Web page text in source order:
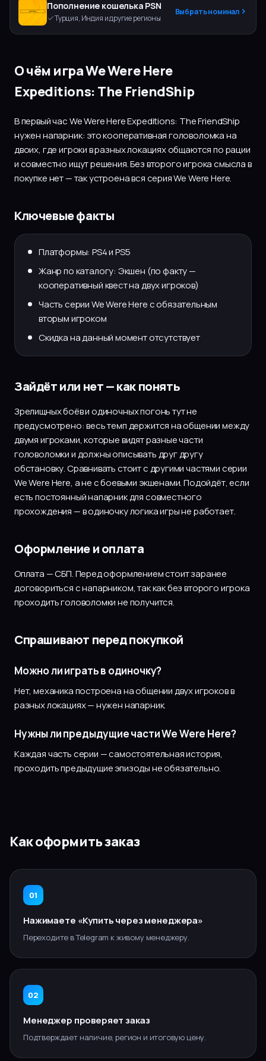
Пополнение кошелька PSN
Турция, Индия и другие регионы
Выбрать номинал
О чём игра We Were Here
Expeditions: The FriendShip
В первый час We Were Here Expeditions: The FriendShip
нужен напарник: это кооперативная головоломка на
двоих, где игроки в разных локациях общаются по рации
и совместно ищут решения. Без второго игрока смысла в
покупке нет — так устроена вся серия We Were Here.
Ключевые факты
Платформы: PS4 и PS5
Жанр по каталогу: Экшен (по факту —
кооперативный квест на двух игроков)
Часть серии We Were Here с обязательным
вторым игроком
Скидка на данный момент отсутствует
Зайдёт или нет — как понять
Зрелищных боёв и одиночных погонь тут не
предусмотрено: весь темп держится на общении между
двумя игроками, которые видят разные части
головоломки и должны описывать друг другу
обстановку. Сравнивать стоит с другими частями серии
We Were Here, а не с боевыми экшенами. Подойдёт, если
есть постоянный напарник для совместного
прохождения — в одиночку логика игры не работает.
Оформление и оплата
Оплата — СБП. Перед оформлением стоит заранее
договориться с напарником, так как без второго игрока
проходить головоломки не получится.
Спрашивают перед покупкой
Можно ли играть в одиночку?
Нет, механика построена на общении двух игроков в
разных локациях — нужен напарник.
Нужны ли предыдущие части We Were Here?
Каждая часть серии — самостоятельная история,
проходить предыдущие эпизоды не обязательно.
Как оформить заказ
01
Нажимаете «Купить через менеджера»
Переходите в Telegram к живому менеджеру.
02
Менеджер проверяет заказ
Подтверждает наличие, регион и итоговую цену.